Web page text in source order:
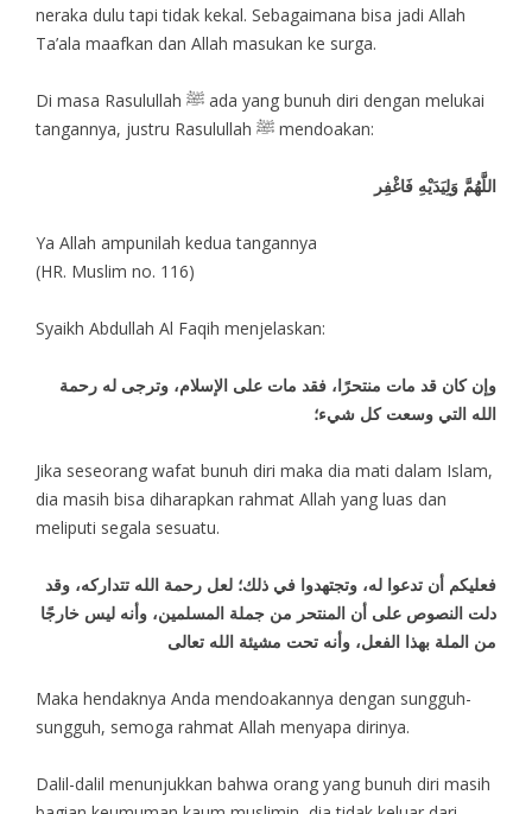
neraka dulu tapi tidak kekal. Sebagaimana bisa jadi Allah
Ta’ala maafkan dan Allah masukan ke surga.
Di masa Rasulullah ﷺ ada yang bunuh diri dengan melukai
tangannya, justru Rasulullah ﷺ mendoakan:
اللَّهُمَّ وَلِيَدَيْهِ فَاغْفِر
Ya Allah ampunilah kedua tangannya
(HR. Muslim no. 116)
Syaikh Abdullah Al Faqih menjelaskan:
وإن كان قد مات منتحرًا، فقد مات على الإسلام، وترجى له رحمة
الله التي وسعت كل شيء؛
Jika seseorang wafat bunuh diri maka dia mati dalam Islam,
dia masih bisa diharapkan rahmat Allah yang luas dan
meliputi segala sesuatu.
فعليكم أن تدعوا له، وتجتهدوا في ذلك؛ لعل رحمة الله تتداركه، وقد
دلت النصوص على أن المنتحر من جملة المسلمين، وأنه ليس خارجًا
من الملة بهذا الفعل، وأنه تحت مشيئة الله تعالى
Maka hendaknya Anda mendoakannya dengan sungguh-
sungguh, semoga rahmat Allah menyapa dirinya.
Dalil-dalil menunjukkan bahwa orang yang bunuh diri masih